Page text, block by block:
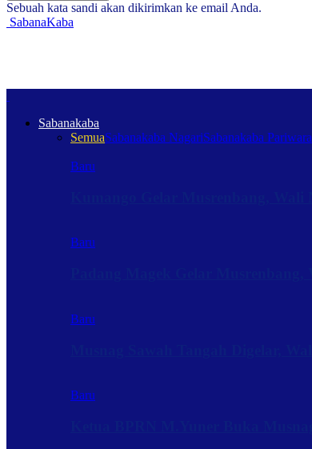
Sebuah kata sandi akan dikirimkan ke email Anda.
SabanaKaba
Sabanakaba
SemuaSabanakaba NagariSabanakaba Pariwara
Baru
Baru
Baru
Baru